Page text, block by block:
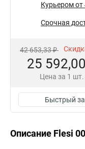
Курьером от
Срочная
42 653,33 ₽
25
Цена за 1 шт.
Быстрый
Описание Flesi